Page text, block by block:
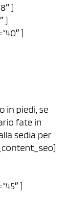
]
]
]
in piedi, se
fate in
sedia per
]